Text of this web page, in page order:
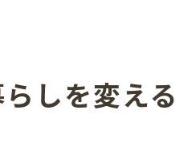
ムが札幌市の生活を豊か
リフォーム法
フォームのポイント
しを変える